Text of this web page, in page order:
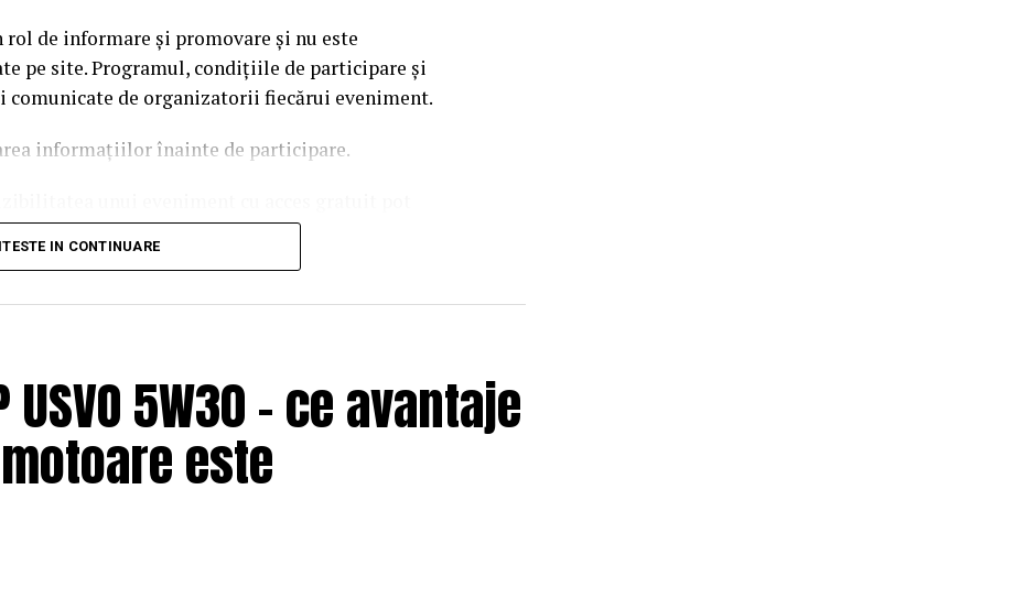
de informare și promovare și nu este
pe site. Programul, condițiile de participare și
de organizatorii fiecărui eveniment.
informațiilor înainte de participare.
echipei EvenimenteGratuite.ro. Adresa de contact
IN CONTINUARE
5W30 – ce avantaje
este